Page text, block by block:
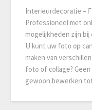
Interieurdecoratie –
Professioneel met
mogelijkheden zijn
U kunt uw foto op
maken van
foto of collage?
gewoon bewerken